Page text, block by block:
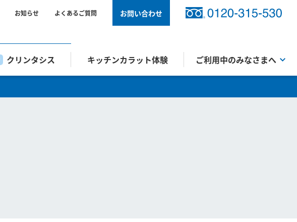
お知らせ よくあるご質問 お問い合わせ
クリンタシス キッチンカラット体験 ご利用中のみなさまへ